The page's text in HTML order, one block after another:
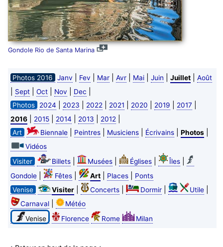
Gondole Rio de Santa Marina
Photos 2016 Janv Fev Mar| Avr| Mai| Juin Juillet| Août
Sept| Oct| Nov Dec
Photos 2024 2023 2022 2021 2020 2019 2017
2016| 2015| 2014 2013 2012
Art Biennale| Peintres| Musiciens| Écrivains| Photos|
Vidéos
Visiter
Billets| Musées| Églises| Îles|
Gondole| Fêtes| Art| Places|
Ponts
Venise
Visiter| Concerts| Dormir| Utile|
Carnaval|
Météo
Venise
Florence Rome Milan